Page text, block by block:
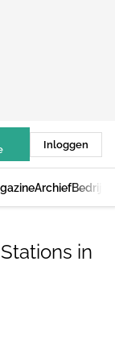
Inloggen
Archief
in